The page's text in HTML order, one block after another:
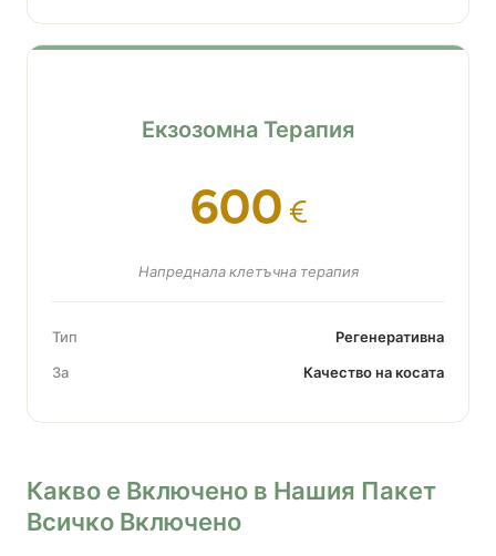
Екзозомна Терапия
600€
Напреднала клетъчна терапия
Тип
Регенеративна
За
Качество на косата
Какво е Включено в Нашия Пакет
Всичко Включено